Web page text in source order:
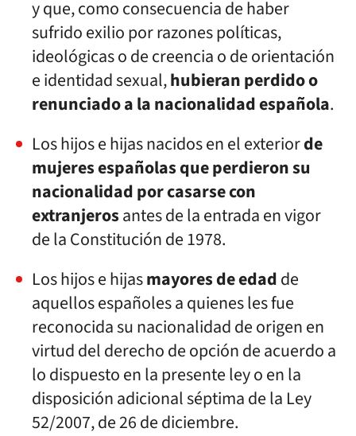
y que, como consecuencia de haber
sufrido exilio por razones políticas,
ideológicas o de creencia o de orientación
e identidad sexual,hubieran perdido o
renunciado a la nacionalidad española.
Los hijos e hijas nacidos en el exteriorde
mujeres españolas que perdieron su
nacionalidad por casarse con
extranjerosantes de la entrada en vigor
de la Constitución de 1978.
Los hijos e hijasmayores de edadde
aquellos españoles a quienes les fue
reconocida su nacionalidad de origen en
virtud del derecho de opción de acuerdo a
lo dispuesto en la presente ley o en la
disposición adicional séptima de la Ley
52/2007, de 26 de diciembre.